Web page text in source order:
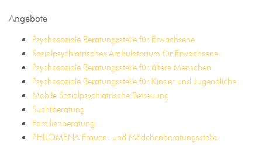
Angebote
Psychosoziale Beratungsstelle für Erwachsene
Sozialpsychiatrisches Ambulatorium für Erwachsene
Psychosoziale Beratungsstelle für ältere Menschen
Psychosoziale Beratungsstelle für Kinder und Jugendliche
Mobile Sozialpsychiatrische Betreuung
Suchtberatung
Familienberatung
PHILOMENA Frauen- und Mädchenberatungsstelle